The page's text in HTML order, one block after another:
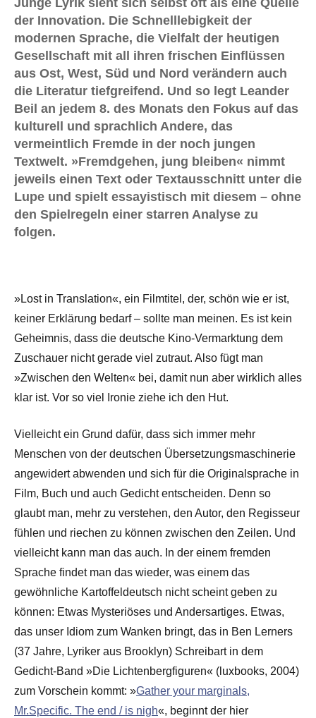
Junge Lyrik sieht sich selbst oft als eine Quelle
der Innovation. Die Schnelllebigkeit der
modernen Sprache, die Vielfalt der heutigen
Gesellschaft mit all ihren frischen Einflüssen
aus Ost, West, Süd und Nord verändern auch
die Literatur tiefgreifend. Und so legt Leander
Beil an jedem 8. des Monats den Fokus auf das
kulturell und sprachlich Andere, das
vermeintlich Fremde in der noch jungen
Textwelt. »Fremdgehen, jung bleiben« nimmt
jeweils einen Text oder Textausschnitt unter die
Lupe und spielt essayistisch mit diesem – ohne
den Spielregeln einer starren Analyse zu
folgen.
»Lost in Translation«, ein Filmtitel, der, schön wie er ist,
keiner Erklärung bedarf – sollte man meinen. Es ist kein
Geheimnis, dass die deutsche Kino-Vermarktung dem
Zuschauer nicht gerade viel zutraut. Also fügt man
»Zwischen den Welten« bei, damit nun aber wirklich alles
klar ist. Vor so viel Ironie ziehe ich den Hut.
Vielleicht ein Grund dafür, dass sich immer mehr
Menschen von der deutschen Über­setzungs­maschinerie
angewidert abwenden und sich für die Originalsprache in
Film, Buch und auch Gedicht entscheiden. Denn so
glaubt man, mehr zu verstehen, den Autor, den Regisseur
fühlen und riechen zu können zwischen den Zeilen. Und
vielleicht kann man das auch. In der einem fremden
Sprache findet man das wieder, was einem das
gewöhnliche Kartoffeldeutsch nicht scheint geben zu
können: Etwas Mysteriöses und Andersartiges. Etwas,
das unser Idiom zum Wanken bringt, das in Ben Lerners
(37 Jahre, Lyriker aus Brooklyn) Schreibart in dem
Gedicht-Band »Die Lichtenbergfiguren« (luxbooks, 2004)
zum Vorschein kommt: »Gather your marginals,
Mr.Specific. The end / is nigh«, beginnt der hier